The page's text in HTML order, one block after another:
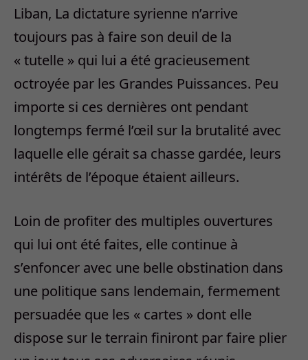
Liban, La dictature syrienne n’arrive
toujours pas à faire son deuil de la
« tutelle » qui lui a été gracieusement
octroyée par les Grandes Puissances. Peu
importe si ces dernières ont pendant
longtemps fermé l’œil sur la brutalité avec
laquelle elle gérait sa chasse gardée, leurs
intérêts de l’époque étaient ailleurs.
Loin de profiter des multiples ouvertures
qui lui ont été faites, elle continue à
s’enfoncer avec une belle obstination dans
une politique sans lendemain, fermement
persuadée que les « cartes » dont elle
dispose sur le terrain finiront par faire plier